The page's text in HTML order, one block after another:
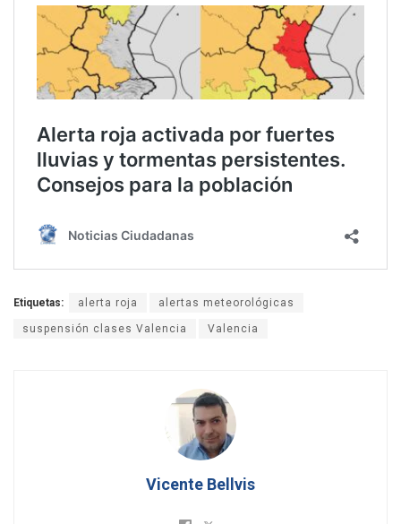
Etiquetas: alerta roja alertas meteorológicas
suspensión clases Valencia Valencia
Vicente Bellvis